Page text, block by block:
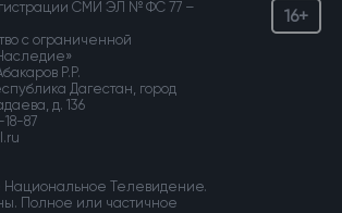
СМИ ЭЛ № ФС 77 –
с ограниченной
Р.Р.
Дагестан, город
д. 136
18-87
Телевидение.
Полное или частичное
16+